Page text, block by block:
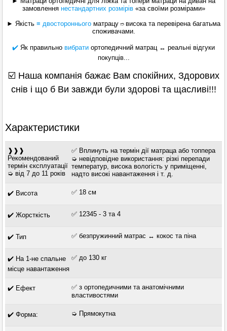
замовлення нестандартних розмірів«за своїми розмірами»
► Якість ≡ двостороннього матрацу ➱ висока та перевірена багатьма
споживачами.
✔️ Як правильно вибрати ортопедичний матрац ↔ реальні відгуки
покупців...
☑️ Наша компанія бажає Вам спокійних, Здорових
снів і що б Ви завжди були здорові та щасливі!!!
Характеристики
❱❱❱
Рекомендований
термін єксплуатації
➭ від 7 до 11 років
✅ Вплинуть на термін дії матраца або топпера
➭ невідповідне використання: різкі перепади
температур, висока вологість у приміщенні,
надто високі навантаження і т. д.
✔️ Висота ✅ 18 см
✔️ Жорсткість ✅ 12345 - 3 та 4
✔️ Тип ✅ безпружинний матрас ↔ кокос та піна
✔️ На 1-не спальне
місце навантаження
✅ до 130 кг
✔️ Ефект
✅ з ортопедичними та анатомічними
властивостями
✔️ Форма: ➭ Прямокутна